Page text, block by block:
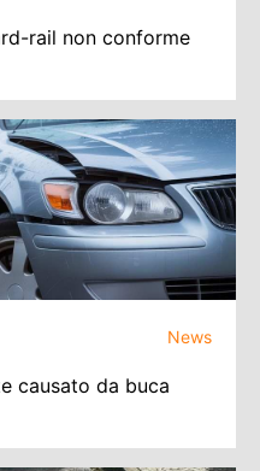
rail non conforme
News
causato da buca